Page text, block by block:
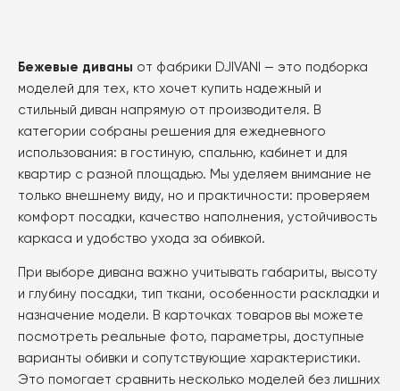
можно
выбрать
на
странице
товара.
можно
на
странице
товара.
Бежевые диваны от фабрики DJIVANI — это подборка
моделей для тех, кто хочет купить надежный и
стильный диван напрямую от производителя. В
категории собраны решения для ежедневного
использования: в гостиную, спальню, кабинет и для
квартир с разной площадью. Мы уделяем внимание не
только внешнему виду, но и практичности: проверяем
комфорт посадки, качество наполнения, устойчивость
каркаса и удобство ухода за обивкой.
При выборе дивана важно учитывать габариты, высоту
и глубину посадки, тип ткани, особенности раскладки и
назначение модели. В карточках товаров вы можете
посмотреть реальные фото, параметры, доступные
варианты обивки и сопутствующие характеристики.
Это помогает сравнить несколько моделей без лишних